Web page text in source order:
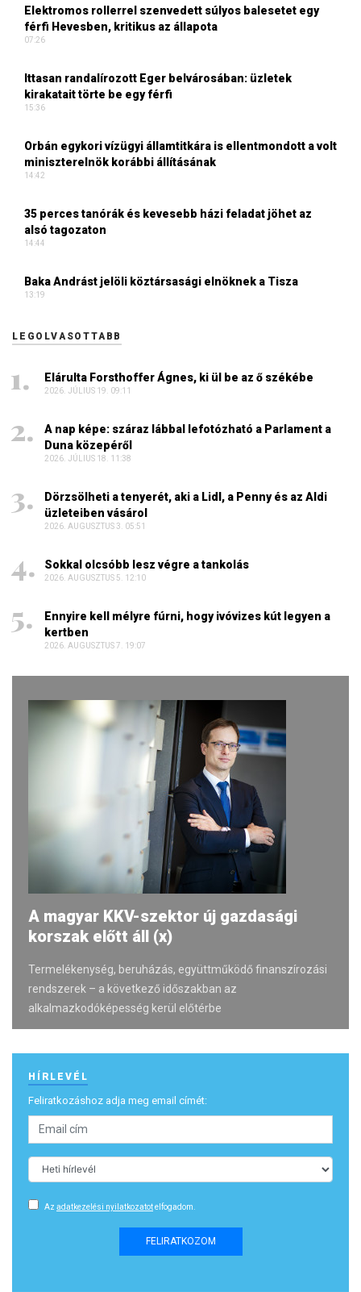
Elektromos rollerrel szenvedett súlyos balesetet egy
férfi Hevesben, kritikus az állapota
07:26
Ittasan randalírozott Eger belvárosában: üzletek
kirakatait törte be egy férfi
15:36
Orbán egykori vízügyi államtitkára is ellentmondott a volt
miniszterelnök korábbi állításának
14:42
35 perces tanórák és kevesebb házi feladat jöhet az
alsó tagozaton
14:44
Baka Andrást jelöli köztársasági elnöknek a Tisza
13:19
LEGOLVASOTTABB
Elárulta Forsthoffer Ágnes, ki ül be az ő székébe
2026. JÚLIUS 19. 09:11
A nap képe: száraz lábbal lefotózható a Parlament a
Duna közepéről
2026. JÚLIUS 18. 11:38
Dörzsölheti a tenyerét, aki a Lidl, a Penny és az Aldi
üzleteiben vásárol
2026. AUGUSZTUS 3. 05:51
Sokkal olcsóbb lesz végre a tankolás
2026. AUGUSZTUS 5. 12:10
Ennyire kell mélyre fúrni, hogy ivóvizes kút legyen a
kertben
2026. AUGUSZTUS 7. 19:07
A magyar KKV-szektor új gazdasági
korszak előtt áll (x)
Termelékenység, beruházás, együttműködő finanszírozási
rendszerek – a következő időszakban az
alkalmazkodóképesség kerül előtérbe
HÍRLEVÉL
Feliratkozáshoz adja meg email címét:
Az adatkezelési nyilatkozatotelfogadom.
FELIRATKOZOM